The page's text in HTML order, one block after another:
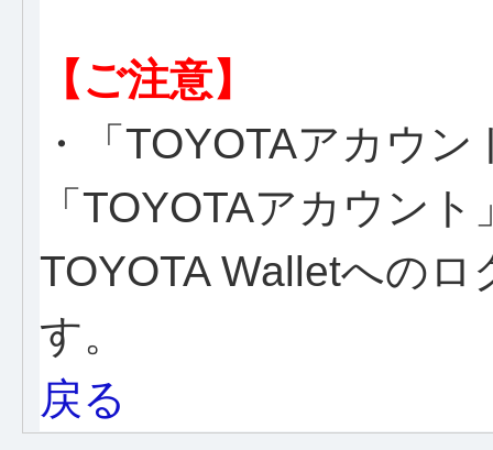
【ご注意】
・「TOYOTAアカウ
「TOYOTAアカウン
TOYOTA Walletへの
す。
戻る